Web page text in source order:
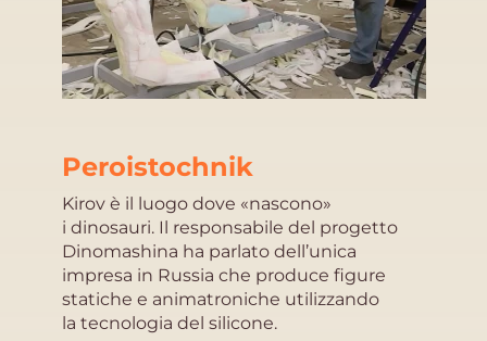
Peroistochnik
Kirov è il luogo dove «nascono»
i dinosauri. Il responsabile del progetto
Dinomashina ha parlato dell’unica
impresa in Russia che produce figure
statiche e animatroniche utilizzando
la tecnologia del silicone.